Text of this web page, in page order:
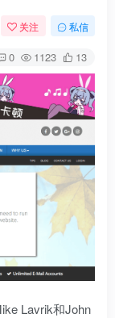
关注 私信
0 1123 13
Lavrik和John